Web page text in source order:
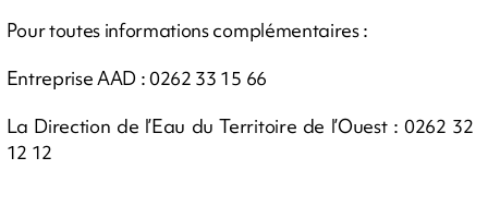
Pour toutes informations complémentaires :
Entreprise AAD : 0262 33 15 66
La Direction de l’Eau du Territoire de l’Ouest : 0262 32
12 12